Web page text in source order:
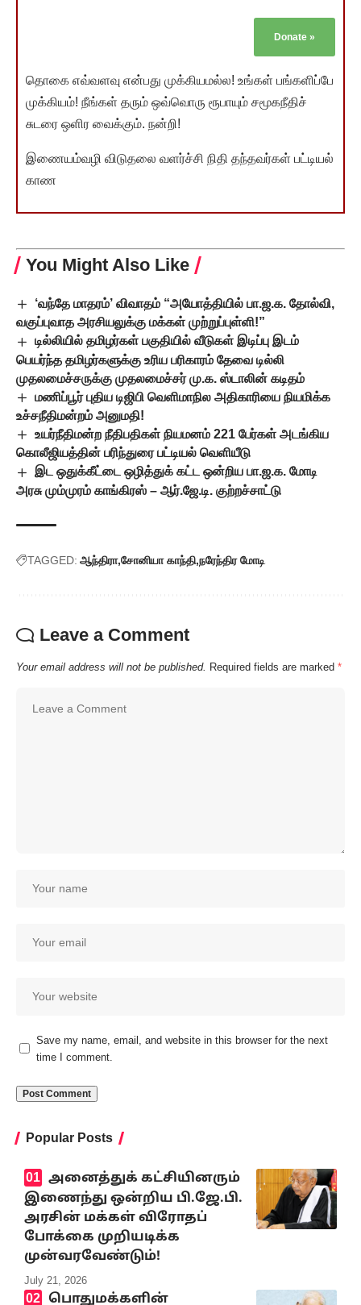
Donate »
தொகை எவ்வளவு என்பது முக்கியமல்ல! உங்கள் பங்களிப்பே
முக்கியம்! நீங்கள் தரும் ஒவ்வொரு ரூபாயும் சமூகநீதிச்
சுடரை ஒளிர வைக்கும். நன்றி!
இணையம்வழி விடுதலை வளர்ச்சி நிதி தந்தவர்கள் பட்டியல்
காண
You Might Also Like
‘வந்தே மாதரம்’ விவாதம் “அயோத்தியில் பா.ஜ.க. தோல்வி,
வகுப்புவாத அரசியலுக்கு மக்கள் முற்றுப்புள்ளி!”
டில்லியில் தமிழர்கள் பகுதியில் வீடுகள் இடிப்பு இடம்
பெயர்ந்த தமிழர்களுக்கு உரிய பரிகாரம் தேவை டில்லி
முதலமைச்சருக்கு முதலமைச்சர் மு.க. ஸ்டாலின் கடிதம்
மணிப்பூர் புதிய டிஜிபி வெளிமாநில அதிகாரியை நியமிக்க
உச்சநீதிமன்றம் அனுமதி!
உயர்நீதிமன்ற நீதிபதிகள் நியமனம் 221 பேர்கள் அடங்கிய
கொலீஜியத்தின் பரிந்துரை பட்டியல் வெளியீடு
இட ஒதுக்கீட்டை ஒழித்துக் கட்ட ஒன்றிய பா.ஜ.க. மோடி
அரசு மும்முரம் காங்கிரஸ் – ஆர்.ஜே.டி. குற்றச்சாட்டு
TAGGED: ஆந்திரா சோனியா காந்தி நரேந்திர மோடி
Leave a Comment
Your email address will not be published. Required fields are marked *
Save my name, email, and website in this browser for the next
time I comment.
Popular Posts
அனைத்துக் கட்சியினரும்
இணைந்து ஒன்றிய பி.ஜே.பி.
அரசின் மக்கள் விரோதப்
போக்கை முறியடிக்க
முன்வரவேண்டும்!
July 21, 2026
பொதுமக்களின்